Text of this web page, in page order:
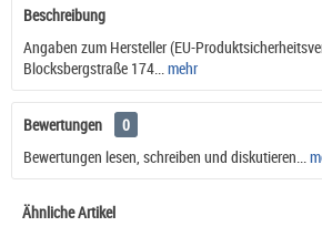
Beschreibung
Angaben zum Hersteller (EU-
Blocksbergstraße 174...
mehr
Bewertungen
0
Bewertungen lesen, schreiben und diskutieren...
Ähnliche Artikel